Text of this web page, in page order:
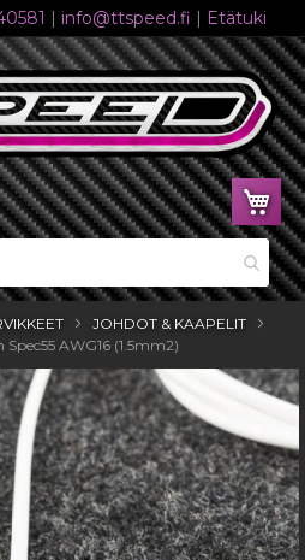
| info@ttspeed.fi | Etätuki
JOHDOT & KAAPELIT
Spec55 AWG16 (1.5mm2)